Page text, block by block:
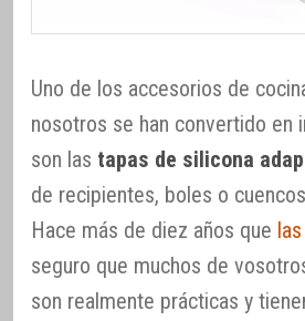
Uno de los accesorios de
nosotros se han convertido en
son las tapas de silicona
de recipientes, boles o
Hace más de diez años que
seguro que muchos de
son realmente prácticas y